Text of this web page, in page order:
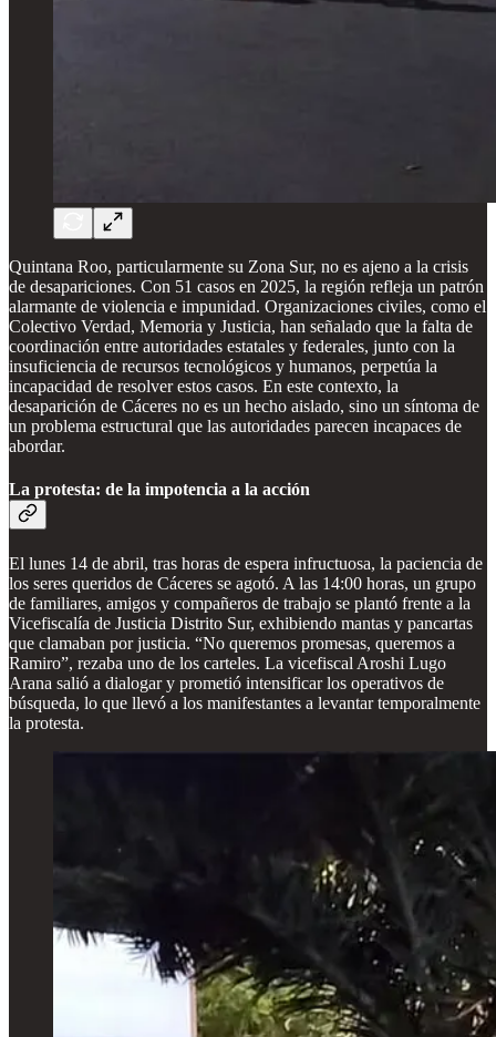
Quintana Roo, particularmente su Zona Sur, no es ajeno a la crisis
de desapariciones. Con 51 casos en 2025, la región refleja un patrón
alarmante de violencia e impunidad. Organizaciones civiles, como el
Colectivo Verdad, Memoria y Justicia, han señalado que la falta de
coordinación entre autoridades estatales y federales, junto con la
insuficiencia de recursos tecnológicos y humanos, perpetúa la
incapacidad de resolver estos casos. En este contexto, la
desaparición de Cáceres no es un hecho aislado, sino un síntoma de
un problema estructural que las autoridades parecen incapaces de
abordar.
La protesta: de la impotencia a la acción
El lunes 14 de abril, tras horas de espera infructuosa, la paciencia de
los seres queridos de Cáceres se agotó. A las 14:00 horas, un grupo
de familiares, amigos y compañeros de trabajo se plantó frente a la
Vicefiscalía de Justicia Distrito Sur, exhibiendo mantas y pancartas
que clamaban por justicia. “No queremos promesas, queremos a
Ramiro”, rezaba uno de los carteles. La vicefiscal Aroshi Lugo
Arana salió a dialogar y prometió intensificar los operativos de
búsqueda, lo que llevó a los manifestantes a levantar temporalmente
la protesta.